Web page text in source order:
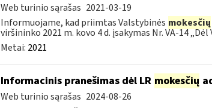
Web turinio sąrašas 2021-03-19
Informuojame, kad priimtas Valstybinės mokesčių
viršininko 2021 m. kovo 4 d. įsakymas Nr. VA-14 „Dėl
Metai: 2021
Informacinis pranešimas dėl LR mokesčių
Web turinio sąrašas 2024-08-26